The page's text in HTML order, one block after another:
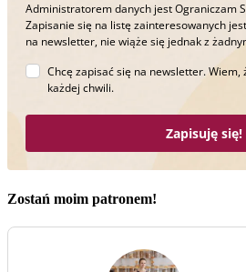
Administratorem danych jest Ograniczam
Zapisanie się na listę zainteresowanych
na newsletter, nie wiąże się jednak z
Chcę zapisać się na newsletter. Wiem,
każdej chwili.
Zapisuję się!
Zostań moim patronem!